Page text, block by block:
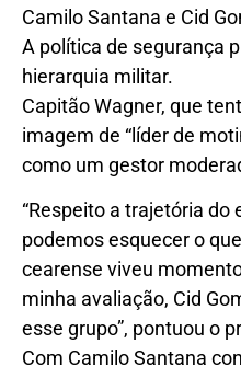
Camilo Santana e Cid
A política de segurança
hierarquia militar.
Capitão Wagner, que
imagem de “líder de
como um gestor
“Respeito a trajetória do
podemos esquecer o
cearense viveu
minha avaliação, Cid
esse grupo”, pontuou o
Com Camilo Santana